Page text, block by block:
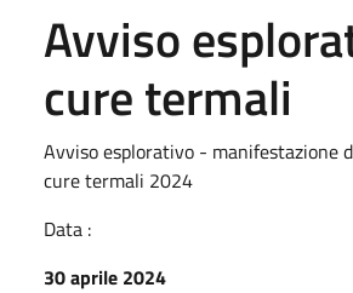
Avviso
cure termali
Avviso esplorativo - manifestazione
cure termali 2024
Data :
30 aprile 2024